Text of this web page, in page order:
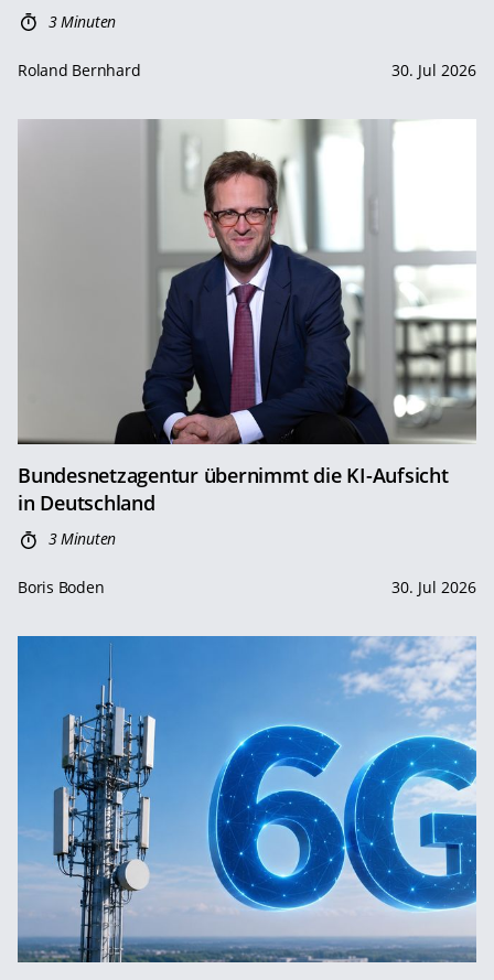
3 Minuten
Roland Bernhard 30. Jul 2026
Bundesnetzagentur übernimmt die KI-Aufsicht
in Deutschland
3 Minuten
Boris Boden 30. Jul 2026